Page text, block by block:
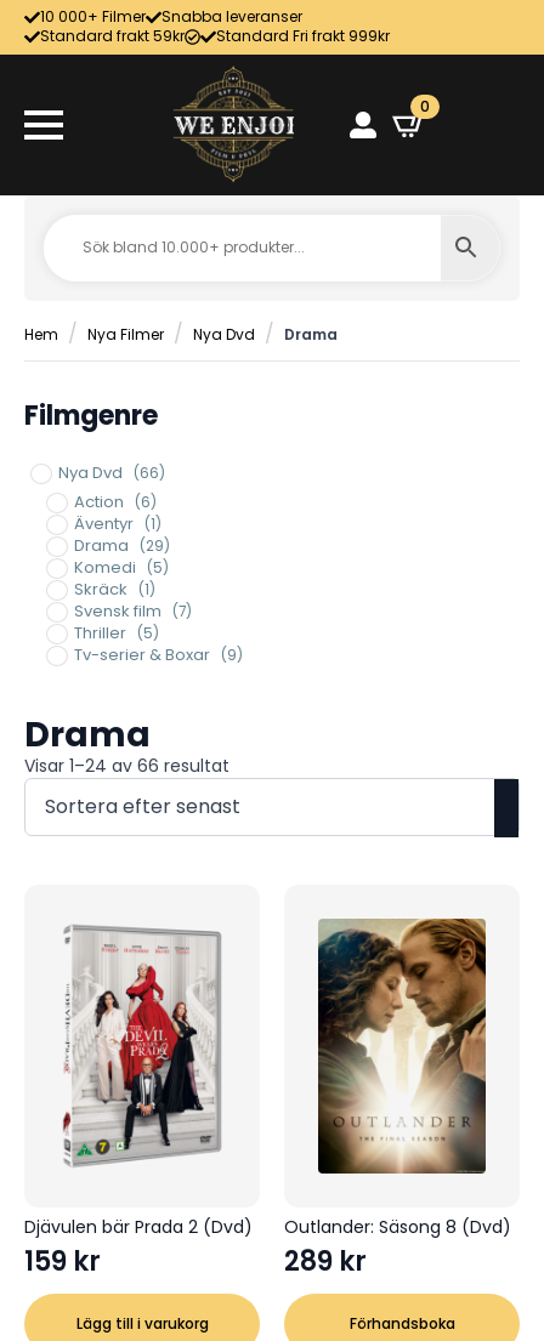
10 000+ Filmer
Snabba leveranser
Standard frakt 59kr
Standard Fri frakt 999kr
0
Hem Nya Filmer Nya Dvd Drama
Filmgenre
Nya Dvd (66)
Action (6)
Äventyr (1)
Drama (29)
Komedi (5)
Skräck (1)
Svensk film (7)
Thriller (5)
Tv-serier & Boxar (9)
Drama
Visar 1–24 av 66 resultat
efter
senaste
Djävulen bär Prada 2 (Dvd)
159 kr
Lägg till i varukorg
Outlander: Säsong 8 (Dvd)
289 kr
Förhandsboka